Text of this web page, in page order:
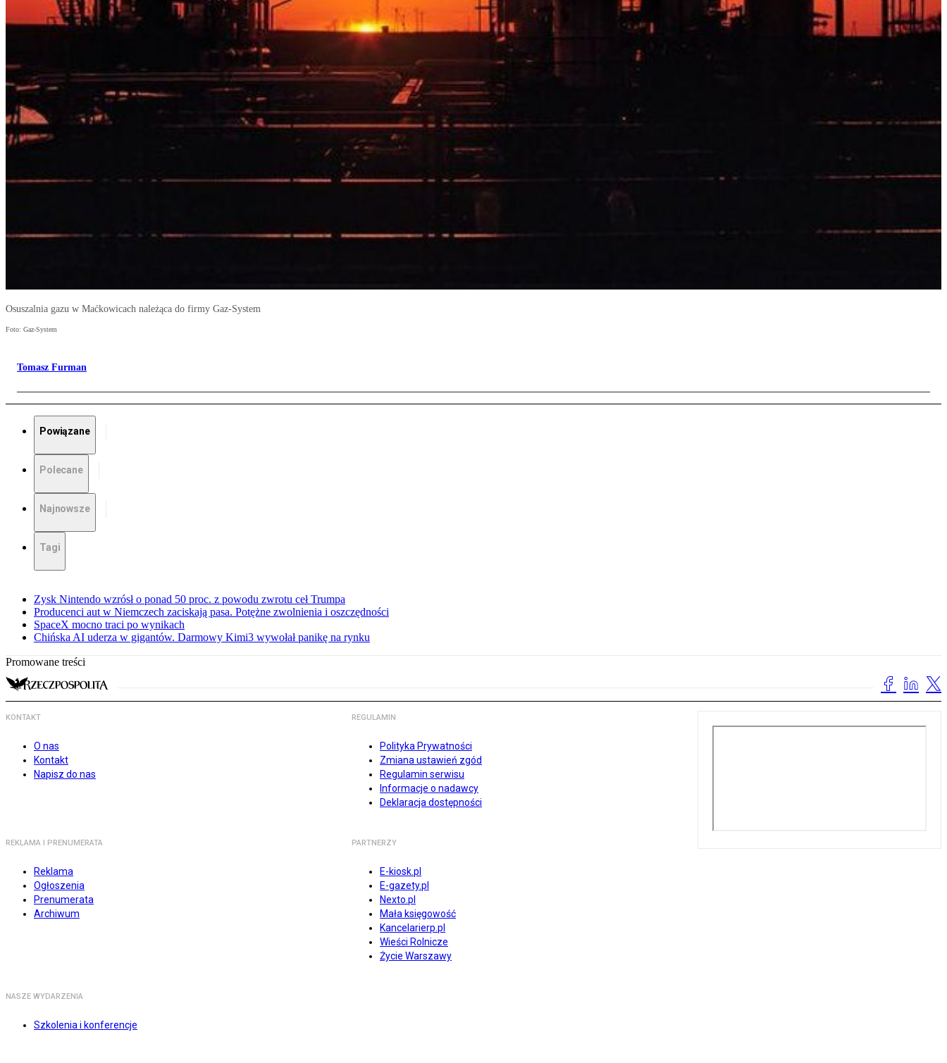
Osuszalnia gazu w Maćkowicach należąca do firmy Gaz-System
Foto: Gaz-System
Tomasz Furman
Powiązane
Polecane
Najnowsze
Tagi
Zysk Nintendo wzrósł o ponad 50 proc. z powodu zwrotu ceł Trumpa
Producenci aut w Niemczech zaciskają pasa. Potężne zwolnienia i oszczędności
SpaceX mocno traci po wynikach
Chińska AI uderza w gigantów. Darmowy Kimi3 wywołał panikę na rynku
Promowane treści
KONTAKT
O nas
Kontakt
Napisz do nas
REGULAMIN
Polityka Prywatności
Zmiana ustawień zgód
Regulamin serwisu
Informacje o nadawcy
Deklaracja dostępności
REKLAMA I PRENUMERATA
Reklama
Ogłoszenia
Prenumerata
Archiwum
PARTNERZY
E-kiosk.pl
E-gazety.pl
Nexto.pl
Mała księgowość
Kancelarierp.pl
Wieści Rolnicze
Życie Warszawy
NASZE WYDARZENIA
Szkolenia i konferencje